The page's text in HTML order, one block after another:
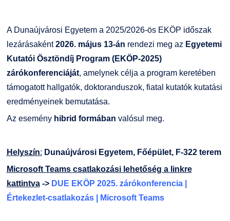
Nemzetközi Lehetőségek
Szolgáltatások
Fordítási Szolgáltatások
Kerpely Antal Szakkollégium KASZK
Átjelentkezőknek
Kapcsolat
TDK/Tehetségnap
Online Studium
Atomerőművi Képzési Bázis
A Dunaújvárosi Egyetem a 2025/2026-ös EKÖP időszak
lezárásaként2026. május 13-án rendezi meg az Egyetemi
Kutatói Ösztöndíj Program (EKÖP-2025)
zárókonferenciáját, amelynek célja a program keretében
támogatott hallgatók, doktoranduszok, fiatal kutatók kutatási
eredményeinek bemutatása.
Az eseményhibrid formában valósul meg.
Helyszín: Dunaújvárosi Egyetem, Főépület, F-322 terem
Microsoft Teams csatlakozási lehetőség a linkre
kattintva-> DUE EKÖP 2025. zárókonferencia |
Értekezlet-csatlakozás | Microsoft Teams